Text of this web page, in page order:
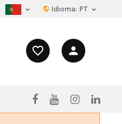
 Idioma: PT 
favorite_border person